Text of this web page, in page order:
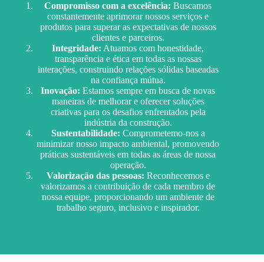
Compromisso com a excelência: Buscamos
constantemente aprimorar nossos serviços e
produtos para superar as expectativas de nossos
clientes e parceiros.
Integridade: Atuamos com honestidade,
transparência e ética em todas as nossas
interações, construindo relações sólidas baseadas
na confiança mútua.
Inovação: Estamos sempre em busca de novas
maneiras de melhorar e oferecer soluções
criativas para os desafios enfrentados pela
indústria da construção.
Sustentabilidade: Comprometemo-nos a
minimizar nosso impacto ambiental, promovendo
práticas sustentáveis em todas as áreas de nossa
operação.
Valorização das pessoas: Reconhecemos e
valorizamos a contribuição de cada membro de
nossa equipe, proporcionando um ambiente de
trabalho seguro, inclusivo e inspirador.